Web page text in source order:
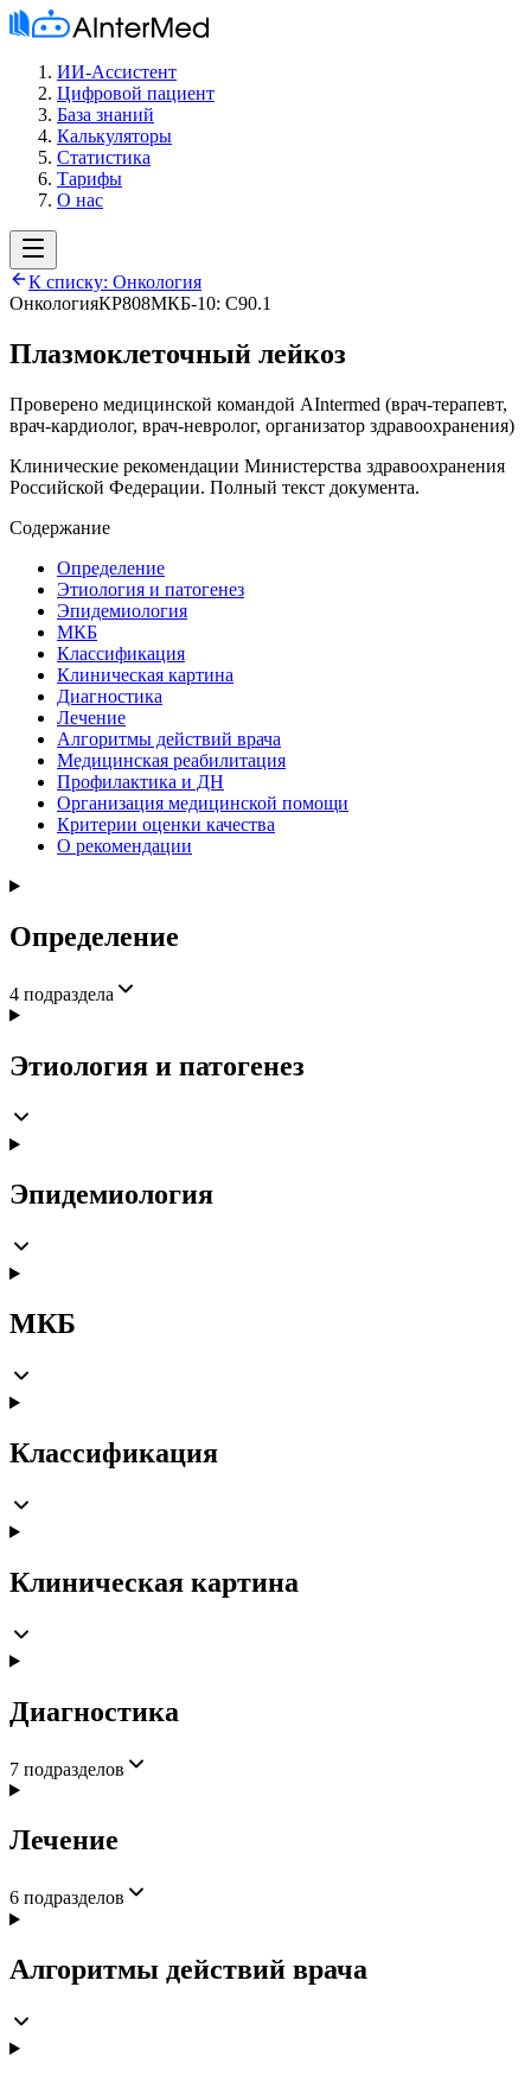
ИИ-Ассистент
Цифровой пациент
База знаний
Калькуляторы
Статистика
Тарифы
О нас
К списку: Онкология
ОнкологияКР808МКБ-10: C90.1
Плазмоклеточный лейкоз
Проверено медицинской командой AIntermed (врач-терапевт,
врач-кардиолог, врач-невролог, организатор здравоохранения)
Клинические рекомендации Министерства здравоохранения
Российской Федерации. Полный текст документа.
Содержание
Определение
Этиология и патогенез
Эпидемиология
МКБ
Классификация
Клиническая картина
Диагностика
Лечение
Алгоритмы действий врача
Медицинская реабилитация
Профилактика и ДН
Организация медицинской помощи
Критерии оценки качества
О рекомендации
Определение
4 подраздела
Этиология и патогенез
Эпидемиология
МКБ
Классификация
Клиническая картина
Диагностика
7 подразделов
Лечение
6 подразделов
Алгоритмы действий врача